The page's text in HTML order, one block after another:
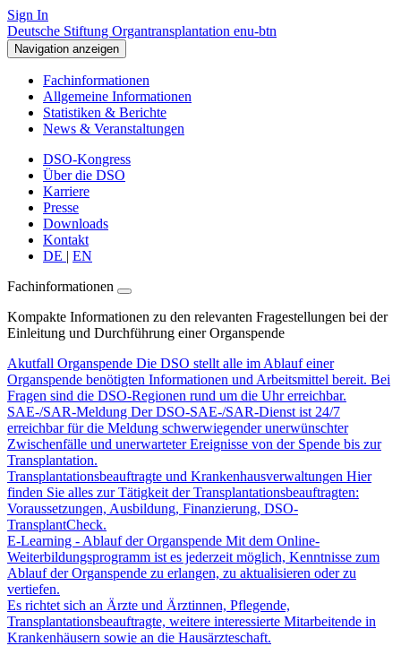
Sign In
Deutsche Stiftung Organtransplantation enu-btn
Navigation anzeigen
Fachinformationen
Allgemeine Informationen
Statistiken & Berichte
News & Veranstaltungen
DSO-Kongress
Über die DSO
Karriere
Presse
Downloads
Kontakt
DE | EN
Fachinformationen
Kompakte Informationen zu den relevanten Fragestellungen bei der
Einleitung und Durchführung einer Organspende
Akutfall Organspende Die DSO stellt alle im Ablauf einer
Organspende benötigten Informationen und Arbeitsmittel bereit. Bei
Fragen sind die DSO-Regionen rund um die Uhr erreichbar.
SAE-/SAR-Meldung Der DSO-SAE-/SAR-Dienst ist 24/7
erreichbar für die Meldung schwerwiegender unerwünschter
Zwischenfälle und unerwarteter Ereignisse von der Spende bis zur
Transplantation.
Transplantationsbeauftragte und Krankenhausverwaltungen Hier
finden Sie alles zur Tätigkeit der Transplantationsbeauftragten:
Voraussetzungen, Ausbildung, Finanzierung, DSO-
TransplantCheck.
E-Learning - Ablauf der Organspende Mit dem Online-
Weiterbildungsprogramm ist es jederzeit möglich, Kenntnisse zum
Ablauf der Organspende zu erlangen, zu aktualisieren oder zu
vertiefen.
Es richtet sich an Ärzte und Ärztinnen, Pflegende,
Transplantationsbeauftragte, weitere interessierte Mitarbeitende in
Krankenhäusern sowie an die Hausärzteschaft.